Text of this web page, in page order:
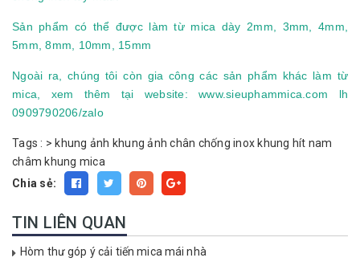
Sản phẩm có thể được làm từ mica dày 2mm, 3mm, 4mm,
5mm, 8mm, 10mm, 15mm
Ngoài ra, chúng tôi còn gia công các sản phẩm khác làm từ
mica, xem thêm tại website:www.sieuphammica.com lh
0909790206/zalo
Tags : > khung ảnh khung ảnh chân chống inox khung hít nam
châm khung mica
Chia sẻ:
TIN LIÊN QUAN
Hòm thư góp ý cải tiến mica mái nhà